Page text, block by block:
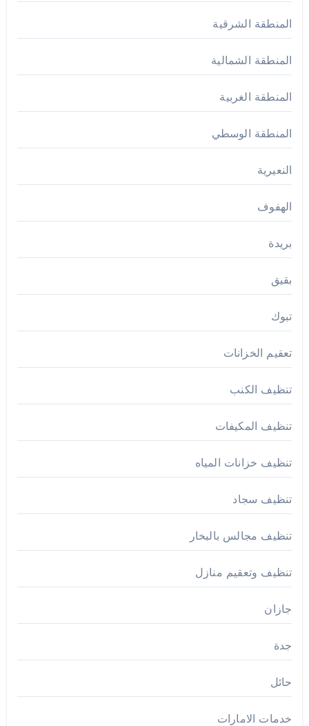
المنطقة الشرقية
المنطقة الشمالية
المنطقة الغربية
المنطقة الوسطي
النعيرية
الهفوف
بريدة
بقيق
تبوك
تعقيم الخزانات
تنظيف الكنب
تنظيف المكيفات
تنظيف خزانات المياه
تنظيف سجاد
تنظيف مجالس بالبخار
تنظيف وتعقيم منازل
جازان
جدة
حائل
خدمات الامارات